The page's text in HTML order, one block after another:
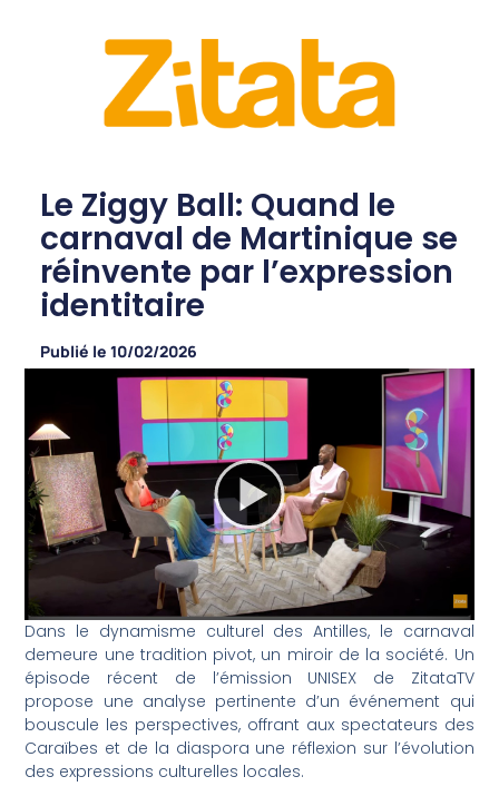
Le Ziggy Ball: Quand le
carnaval de Martinique se
réinvente par l’expression
identitaire
Publié le 10/02/2026
Dans le dynamisme culturel des Antilles, le carnaval
demeure une tradition pivot, un miroir de la société. Un
épisode récent de l’émission UNISEX de ZitataTV
propose une analyse pertinente d’un événement qui
bouscule les perspectives, offrant aux spectateurs des
Caraïbes et de la diaspora une réflexion sur l’évolution
des expressions culturelles locales.